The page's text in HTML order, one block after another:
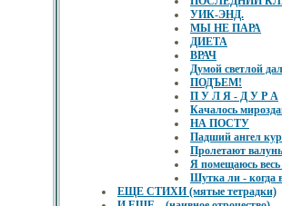
УИК-ЭНД.
МЫ НЕ ПАРА
ДИЕТА
ВРАЧ
Думой светлой
ПОДЪЕМ!
П У Л Я - Д У Р А
Качалось
НА ПОСТУ
Падший ангел
Пролетают
Я помещаюсь весь
Шутка ли - когда
ЕЩЕ СТИХИ (мятые тетрадки)